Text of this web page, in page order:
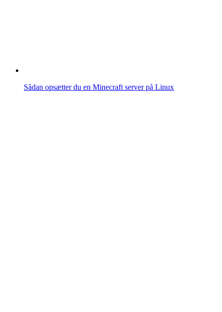
Sådan opsætter du en Minecraft server på Linux